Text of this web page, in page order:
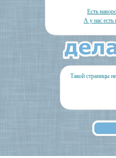
Есть
А у нас есть
Такой страницы